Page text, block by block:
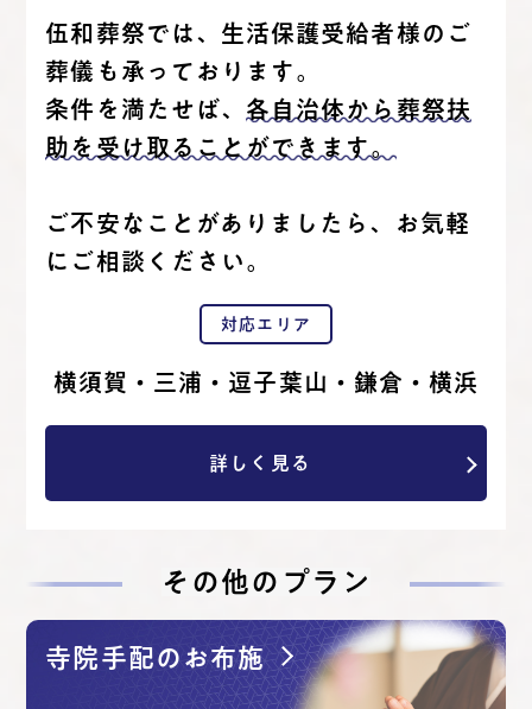
伍和葬祭では、生活保護受給者様のご
葬儀も承っております。
条件を満たせば、 各自治体から葬祭扶
助を受け取ることができます。
ご不安なことがありましたら、お気軽
にご相談ください。
対応エリア
横須賀・三浦・逗子葉山・鎌倉・横浜
詳しく見る
その他のプラン
寺院手配のお布施